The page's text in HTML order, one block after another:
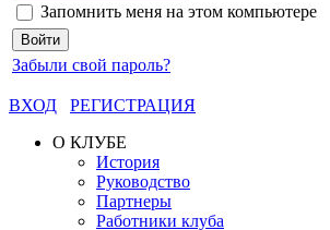
Запомнить меня на этом компьютере
Забыли свой пароль?
ВХОД
РЕГИСТРАЦИЯ
О КЛУБЕ
История
Руководство
Партнеры
Работники клуба